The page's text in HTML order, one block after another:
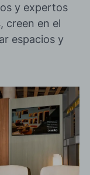
y expertos
creen en el
espacios y